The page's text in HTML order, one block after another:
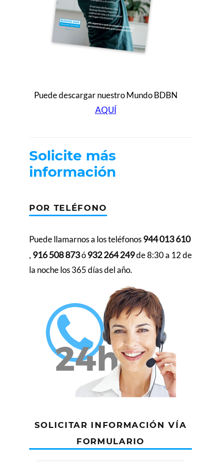
Puede descargar nuestro Mundo BDBN
AQUÍ
Solicite más
información
POR TELÉFONO
Puede llamarnos a los teléfonos944 013 610
, 916 508 873ó932 264 249de 8:30 a 12 de
la noche los 365 días del año.
SOLICITAR INFORMACIÓN VÍA
FORMULARIO